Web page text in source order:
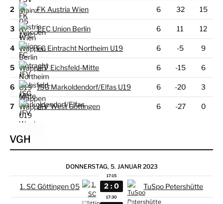
2 FK Austria Wien 6 32 15
3 1.FC Union Berlin 6 11 12
4 FC Eintracht Northeim U19 6 -5 9
5 JFV Eichsfeld-Mitte 6 -15 6
6 JSG Markoldendorf/Elfas U19 6 -20 3
7 JFV West Göttingen 6 -27 0
VGH
DONNERSTAG, 5. JANUAR 2023
17:15
1. SC Göttingen 05 2 : 0 TuSpo Petershütte
17:30